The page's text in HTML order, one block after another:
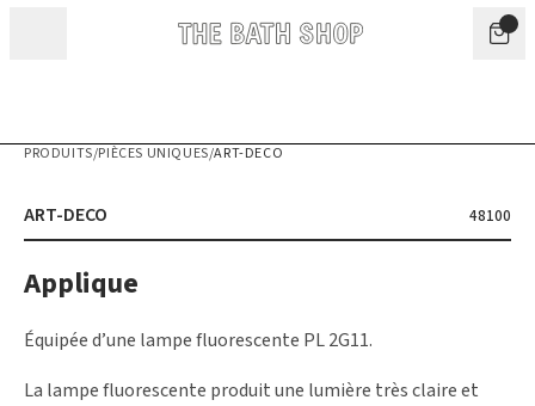
PRODUITS/PIÈCES UNIQUES/ART-DECO
ART-DECO 48100
Applique
Équipée d’une lampe fluorescente PL 2G11.
La lampe fluorescente produit une lumière très claire et